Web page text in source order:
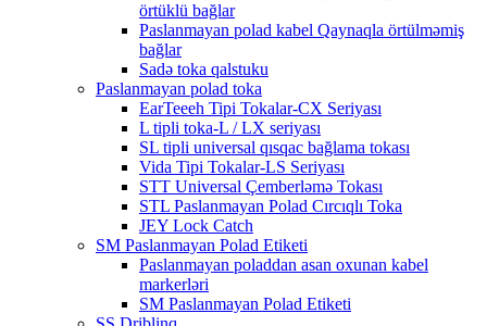
örtüklü bağlar
Paslanmayan polad kabel Qaynaqla örtülməmiş
bağlar
Sadə toka qalstuku
Paslanmayan polad toka
EarTeeeh Tipi Tokalar-CX Seriyası
L tipli toka-L / LX seriyası
SL tipli universal qısqac bağlama tokası
Vida Tipi Tokalar-LS Seriyası
STT Universal Çemberləmə Tokası
STL Paslanmayan Polad Cırcıqlı Toka
JEY Lock Catch
SM Paslanmayan Polad Etiketi
Paslanmayan poladdan asan oxunan kabel
markerləri
SM Paslanmayan Polad Etiketi